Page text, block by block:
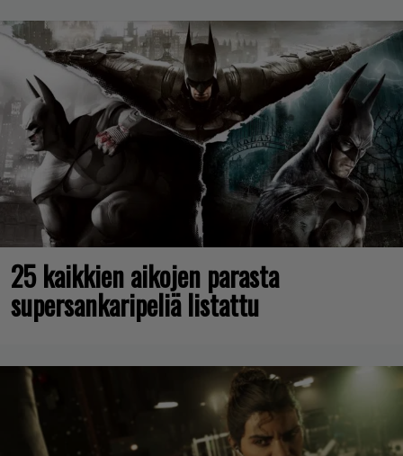
25 kaikkien aikojen parasta
supersankaripeliä listattu